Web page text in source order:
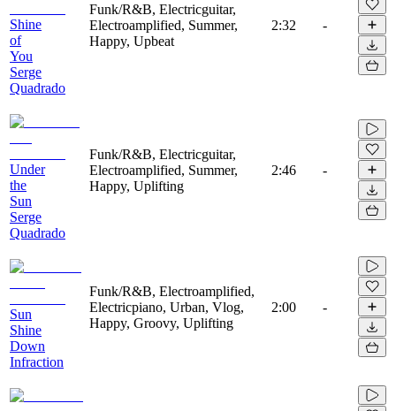
Shine
of
You
Serge
Quadrado
Funk/R&B, Electricguitar,
Electroamplified, Summer,
Happy, Upbeat
2:32 -
Under
the
Sun
Serge
Quadrado
Funk/R&B, Electricguitar,
Electroamplified, Summer,
Happy, Uplifting
2:46 -
Sun
Shine
Down
Infraction
Funk/R&B, Electroamplified,
Electricpiano, Urban, Vlog,
Happy, Groovy, Uplifting
2:00 -